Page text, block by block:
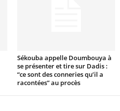
Sékouba appelle Doumbouya à
se présenter et tire sur Dadis :
“ce sont des conneries qu’il a
racontées” au procès